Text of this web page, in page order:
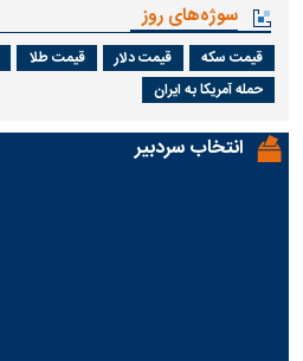
سوژه‌های روز
قیمت سکه قیمت دلار قیمت طلا
حمله آمریکا به ایران
انتخاب سردبیر